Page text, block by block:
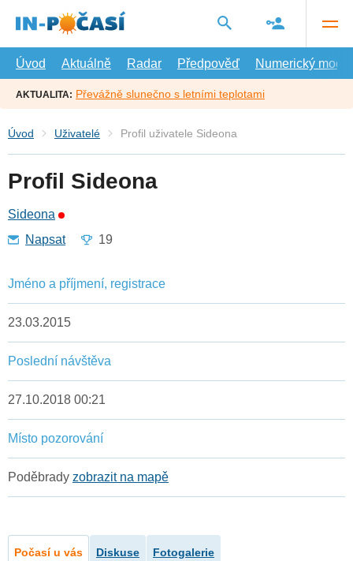
hlavní
Úvod
Aktuálně Radar Předpověď Numerický model
AKTUALITA: Převážně slunečno s letními teplotami
Úvod Uživatelé Profil uživatele Sideona
Profil Sideona
Sideona
Napsat
19
Jméno a příjmení, registrace
23.03.2015
Poslední návštěva
27.10.2018 00:21
Místo pozorování
Poděbrady zobrazit na mapě
Počasí u vás Diskuse Fotogalerie